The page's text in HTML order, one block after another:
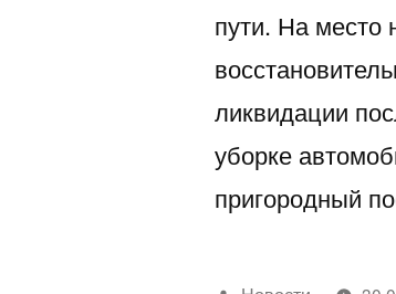
пути. На место
ликвидации
уборке
пригородный